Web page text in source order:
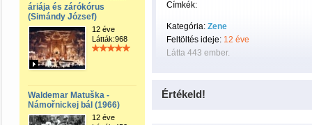
áriája és zárókórus
(Simándy József)
12 éve
Látták:968
Waldemar Matuška -
Námořnickej bál (1966)
12 éve
Címkék:
Kategória: Zene
Feltöltés ideje: 12 éve
Látta 443 ember.
Értékeld!